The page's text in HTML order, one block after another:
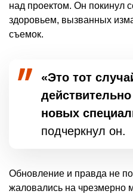
над проектом. Он покинул
здоровьем, вызванных
съемок.
«Это тот
новых
подчеркнул он.
Обновление и правда не
жаловались на чрезмерно